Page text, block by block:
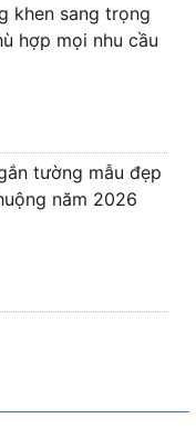
khen sang trọng
hợp mọi nhu cầu
tường mẫu đẹp
năm 2026